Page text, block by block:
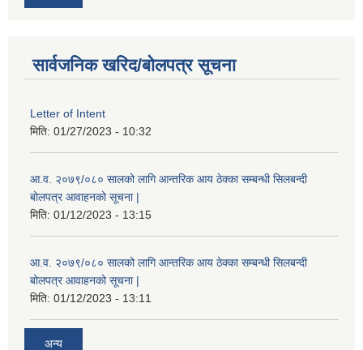
सार्वजनिक खरिद/बोलपत्र सूचना
Letter of Intent
मिति: 01/27/2023 - 10:32
आ.व. २०७९/०८० सालको लागि आन्तरिक आय ठेक्का सम्बन्धी सिलबन्दी
बोलपत्र आवाहनको सूचना |
मिति: 01/12/2023 - 13:15
आ.व. २०७९/०८० सालको लागि आन्तरिक आय ठेक्का सम्बन्धी सिलबन्दी
बोलपत्र आवाहनको सूचना |
मिति: 01/12/2023 - 13:11
अन्य